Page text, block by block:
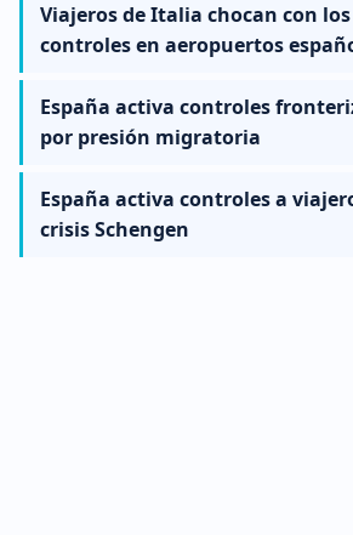
Viajeros de Italia chocan con
controles en aeropuertos
España activa controles
por presión migratoria
España activa controles a
crisis Schengen